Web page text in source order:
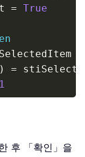
= True
) =
1
=
후 「확인」을